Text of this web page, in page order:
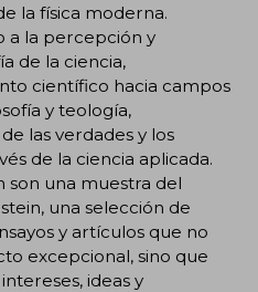
la física moderna.
a la percepción y
de la ciencia,
científico hacia campos
y teología,
las verdades y los
de la ciencia aplicada.
son una muestra del
una selección de
y artículos que no
excepcional, sino que
ideas y